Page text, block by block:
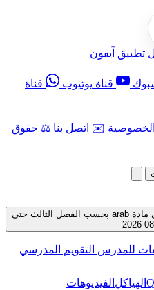
تطبيق آيفون
قناة يوتيوب
قناة
✉️ اتصل بنا ⚖️ حقوق
جميع الملفات المتوفرة بحسب 100 في مادة arab بحسب الفصل الثالث حتى
للمدرس التقويم المدرسي
الهياكلالفيديوهات